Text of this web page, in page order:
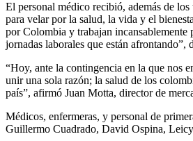
El personal médico recibió, además de
para velar por la salud, la vida y el
por Colombia y trabajan incansablemente
jornadas laborales que están
“Hoy, ante la contingencia en la que nos
unir una sola razón; la salud de los
país”, afirmó Juan Motta, director de
Médicos, enfermeras, y personal de
Guillermo Cuadrado, David Ospina,